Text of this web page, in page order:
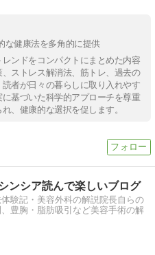
な健康法を多角的に提供
ンドをコンパクトにまとめた内容
ストレス解消法、筋トレ、過去の
者が日々の暮らしに取り入れやす
基づいた科学的アプローチを尊重
、健康的な選択を促します。
ンシア読んで楽しいブログ
験記・美容外科の解説院長自らの
豊胸・脂肪吸引など美容手術の解